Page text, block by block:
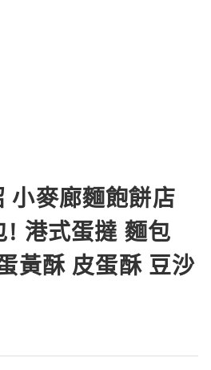
小麥廊麵飽餅店
! 港式蛋撻 麵包
黃酥 皮蛋酥 豆沙